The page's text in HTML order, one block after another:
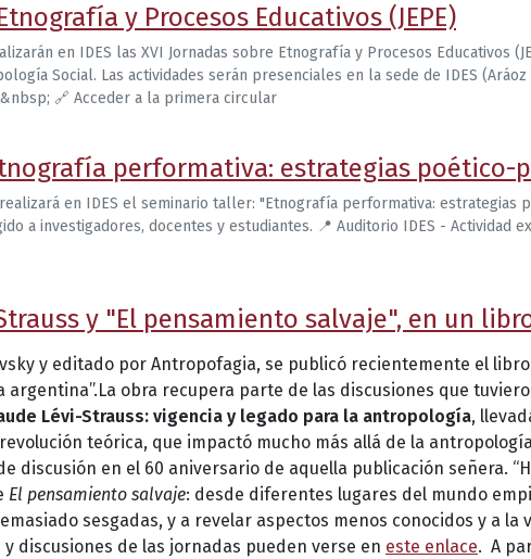
y Procesos Educativos (JEPE)
en IDES las XVI Jornadas sobre Etnografía y Procesos Educativos
Social. Las actividades serán presenciales en la sede de IDES
🔗 Acceder a la primera circular
performativa: estrategias poético-
realizará en IDES el seminario taller: "Etnografía performativa:
a investigadores, docentes y estudiantes. 📍 Auditorio IDES - Actividad
y "El pensamiento salvaje", en un
y editado por Antropofagia, se publicó recientemente el libro
obra recupera parte de las discusiones que
Lévi-Strauss: vigencia y legado para la antropología,
teórica, que impactó mucho más allá de la
discusión en el 60 aniversario de aquella publicación señera.
El pensamiento salvaje: desde diferentes lugares del mundo
sesgadas, y a revelar aspectos menos conocidos y a la
y discusiones de las jornadas pueden verse en este enlace. A